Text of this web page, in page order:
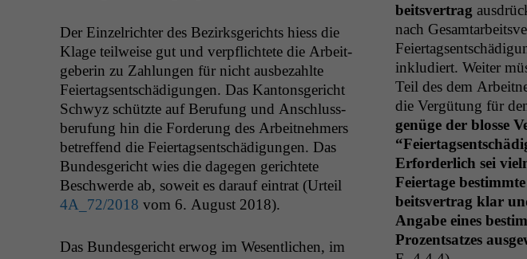
Der Einzel­richter des Bezirks­gerichts hiess die
Klage teil­weise gut und verpflichtete die Arbeit­
ge­berin zu Zahlun­gen für nicht aus­bezahlte
Feiertagsentschädi­gun­gen. Das Kan­ton­s­gericht
Schwyz schützte auf Beru­fung und Anschluss­
beru­fung hin die Forderung des Arbeit­nehmers
betr­e­f­fend die Feiertagsentschädi­gun­gen. Das
Bun­des­gericht wies die dage­gen gerichtete
Beschw­erde ab, soweit es darauf ein­trat (Urteil
4A_72/2018 vom 6. August 2018).
Das Bun­des­gericht erwog im Wesentlichen, im
beitsver­trag
nach
inkludiert. Weit­er
Teil des dem
die Vergü­tung für
genüge der blosse
Erforder­lich sei
Feiertage
beitsver­trag klar
Angabe eines
Prozentsatzes